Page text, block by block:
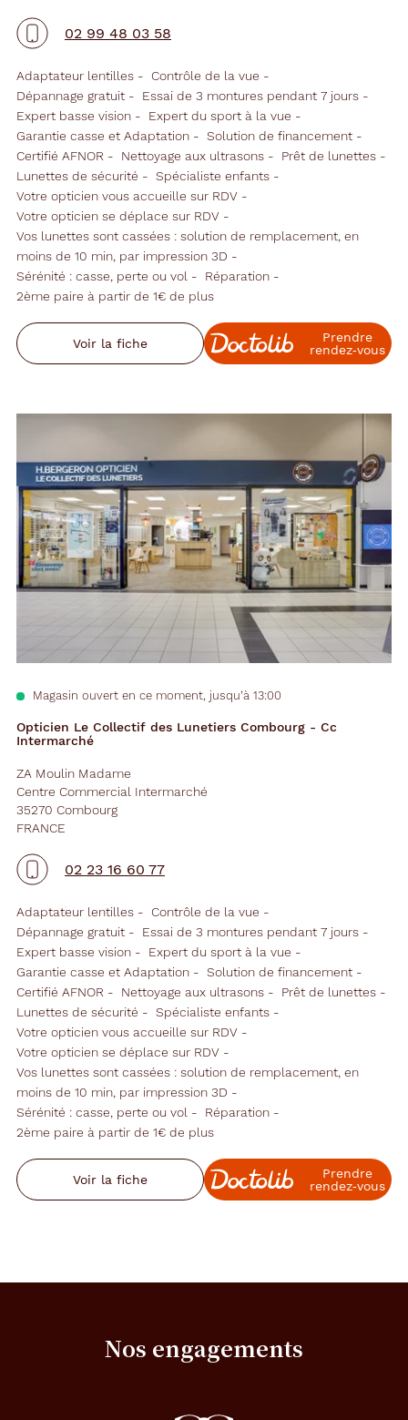
02 99 48 03 58
Adaptateur lentilles
Contrôle de la vue
Dépannage gratuit
Essai de 3 montures pendant 7 jours
Expert basse vision
Expert du sport à la vue
Garantie casse et Adaptation
Solution de financement
Certifié AFNOR
Nettoyage aux ultrasons
Prêt de lunettes
Lunettes de sécurité
Spécialiste enfants
Votre opticien vous accueille sur RDV
Votre opticien se déplace sur RDV
Vos lunettes sont cassées : solution de remplacement, en
moins de 10 min, par impression 3D
Sérénité : casse, perte ou vol
Réparation
2ème paire à partir de 1€ de plus
Voir la fiche
Prendre
rendez‑vous
Opticien Le Collectif des Lunetiers Combourg - Cc
Intermarché
Magasin ouvert en ce moment, jusqu’à 13:00
ZA Moulin Madame
Centre Commercial Intermarché
35270 Combourg
FRANCE
02 23 16 60 77
Adaptateur lentilles
Contrôle de la vue
Dépannage gratuit
Essai de 3 montures pendant 7 jours
Expert basse vision
Expert du sport à la vue
Garantie casse et Adaptation
Solution de financement
Certifié AFNOR
Nettoyage aux ultrasons
Prêt de lunettes
Lunettes de sécurité
Spécialiste enfants
Votre opticien vous accueille sur RDV
Votre opticien se déplace sur RDV
Vos lunettes sont cassées : solution de remplacement, en
moins de 10 min, par impression 3D
Sérénité : casse, perte ou vol
Réparation
2ème paire à partir de 1€ de plus
Voir la fiche
Prendre
rendez‑vous
Nos engagements